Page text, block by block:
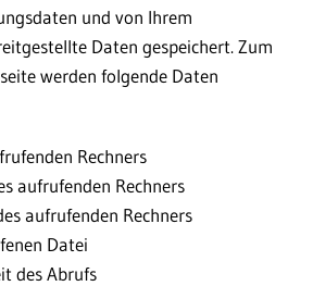
und von Ihrem
Daten gespeichert. Zum
werden folgende Daten
Rechners
aufrufenden Rechners
aufrufenden Rechners
Datei
des Abrufs